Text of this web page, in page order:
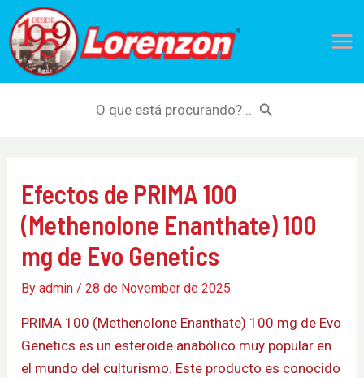
Skip
to
content
for:
Efectos de PRIMA 100
(Methenolone Enanthate) 100
mg de Evo Genetics
Byadmin/28 de November de 2025
PRIMA 100 (Methenolone Enanthate) 100 mg de Evo
Genetics es un esteroide anabólico muy popular en
el mundo del culturismo. Este producto es conocido